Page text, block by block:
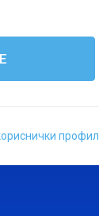
профил